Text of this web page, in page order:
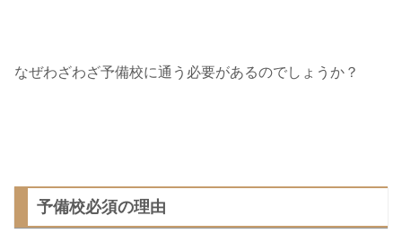
なぜわざわざ予備校に通う必要があるのでしょうか？
予備校必須の理由